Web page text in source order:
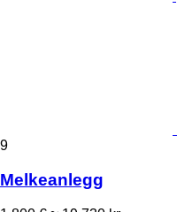
9
Melkeanlegg